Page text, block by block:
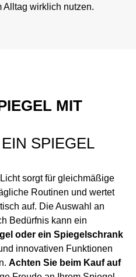
Alltag wirklich nutzen.
MIT
SPIEGEL
sorgt für gleichmäßige
Routinen und wertet
auf. Die Auswahl an
Bedürfnis kann ein
oder ein Spiegelschrank
innovativen Funktionen
Achten Sie beim Kauf auf